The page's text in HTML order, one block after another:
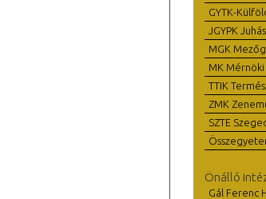
GYTK-
JGYPK
MGK
MK Mérnöki
TTIK
ZMK
SZTE
Önálló
Gál Ferenc